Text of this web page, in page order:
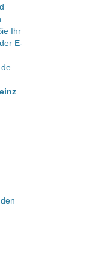
Ihr
E-